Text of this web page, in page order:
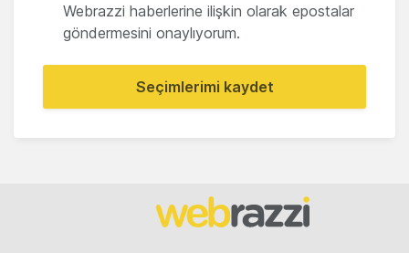
Webrazzi haberlerine ilişkin olarak epostalar
göndermesini onaylıyorum.
Seçimlerimi kaydet